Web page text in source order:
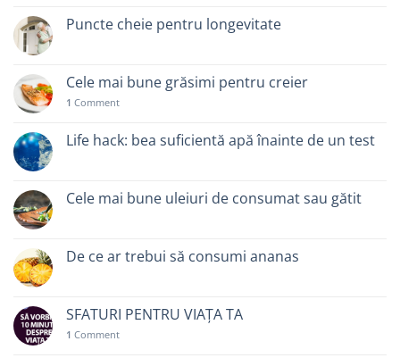
Puncte cheie pentru longevitate
Cele mai bune grăsimi pentru creier
1 Comment
Life hack: bea suficientă apă înainte de un test
Cele mai bune uleiuri de consumat sau gătit
De ce ar trebui să consumi ananas
SFATURI PENTRU VIAȚA TA
1 Comment